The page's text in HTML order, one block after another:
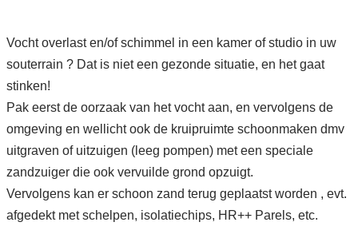
Vocht overlast en/of schimmel in een kamer of studio in uw
souterrain ? Dat is niet een gezonde situatie, en het gaat
stinken!
Pak eerst de oorzaak van het vocht aan, en vervolgens de
omgeving en wellicht ook de kruipruimte schoonmaken dmv
uitgraven of uitzuigen (leeg pompen) met een speciale
zandzuiger die ook vervuilde grond opzuigt.
Vervolgens kan er schoon zand terug geplaatst worden , evt.
afgedekt met schelpen, isolatiechips, HR++ Parels, etc.